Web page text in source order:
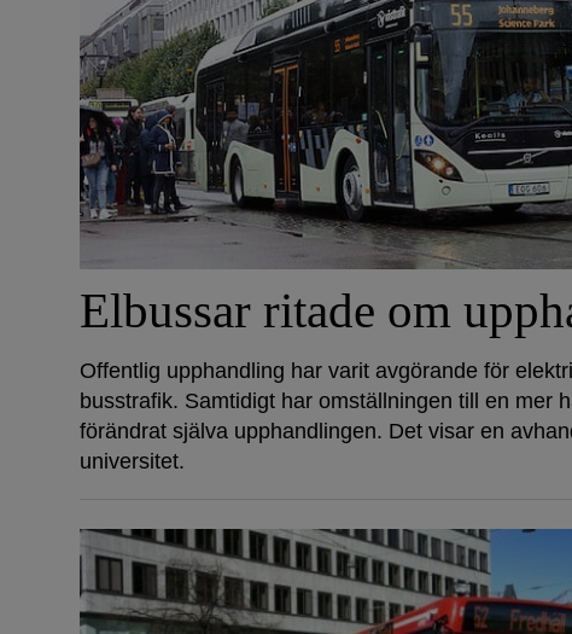
Elbussar ritade om
Offentlig upphandling har varit avgörande för
busstrafik. Samtidigt har omställningen till en mer
förändrat själva upphandlingen. Det visar en
universitet.